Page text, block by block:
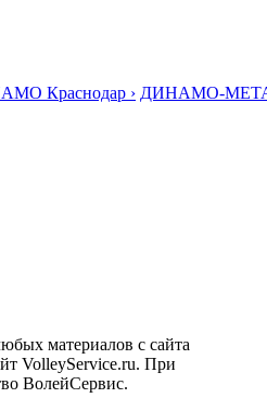
Краснодар › ДИНАМО-
материалов с сайта
VolleyService.ru. При
ВолейСервис.